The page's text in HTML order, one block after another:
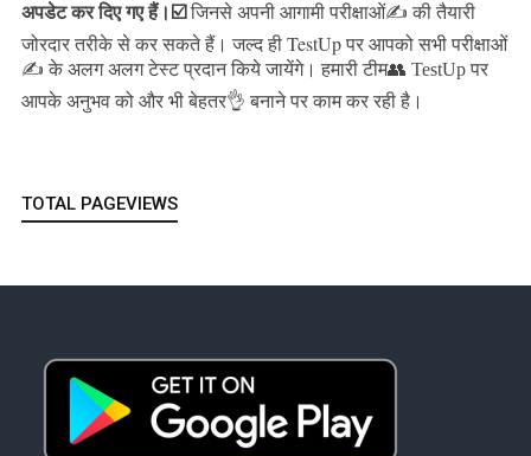
अपडेट कर दिए गए हैं। ☑️ जिनसे अपनी आगामी परीक्षाओं✍️ की तैयारी
जोरदार तरीके से कर सकते हैं।जल्द ही TestUp पर आपको सभी परीक्षाओं
✍️ के अलग अलग टेस्ट प्रदान किये जायेंगे। हमारी टीम👥 TestUp पर
आपके अनुभव को और भी बेहतर👌 बनाने पर काम कर रही है।
TOTAL PAGEVIEWS